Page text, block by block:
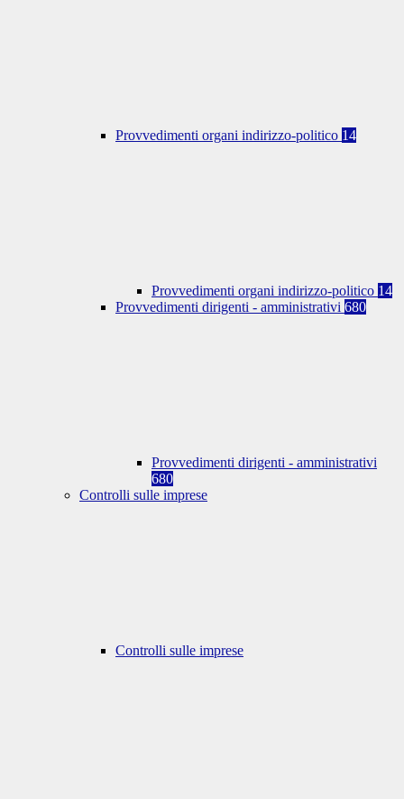
Provvedimenti organi indirizzo-politico 14
Provvedimenti organi indirizzo-politico 14
Provvedimenti dirigenti - amministrativi 680
Provvedimenti dirigenti - amministrativi
680
Controlli sulle imprese
Controlli sulle imprese